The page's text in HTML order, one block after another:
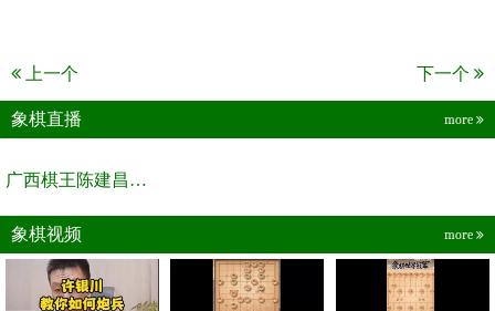
上一个 下一个
象棋直播 more
广西棋王陈建昌直播间
象棋视频 more